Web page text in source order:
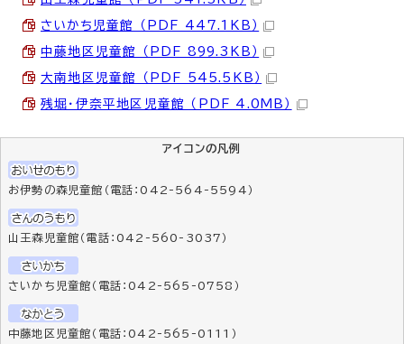
さいかち児童館 （PDF 447.1KB）
中藤地区児童館 （PDF 899.3KB）
大南地区児童館 （PDF 545.5KB）
残堀・伊奈平地区児童館 （PDF 4.0MB）
アイコンの凡例
お伊勢の森児童館（電話：042-564-5594）
山王森児童館（電話：042-560-3037）
さいかち児童館（電話：042-565-0758）
中藤地区児童館（電話：042-565-0111）